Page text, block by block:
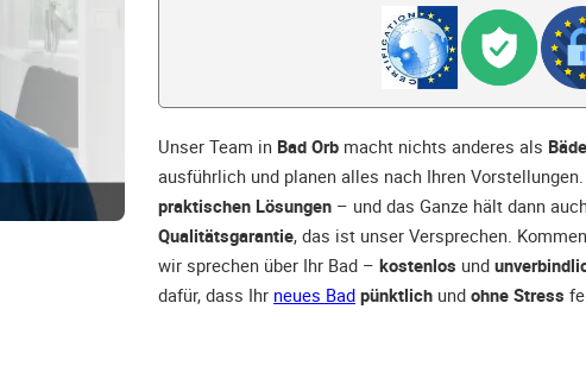
Unser Team in Bad Orb macht nichts anderes als
ausführlich und planen alles nach Ihren
praktischen Lösungen – und das Ganze hält dann
Qualitätsgarantie, das ist unser Versprechen.
wir sprechen über Ihr Bad – kostenlos und
dafür, dass Ihr neues Bad pünktlich und ohne Stress